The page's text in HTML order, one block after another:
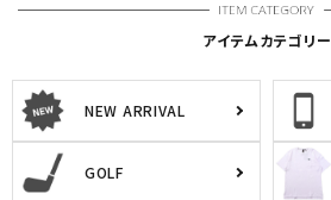
アイテムカテゴリー
NEW ARRIVAL
GOLF